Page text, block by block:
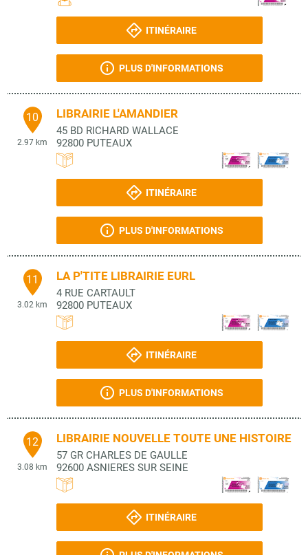
ITINÉRAIRE
PLUS D'INFORMATIONS
10
2.97 km
LIBRAIRIE L'AMANDIER
45 BD RICHARD WALLACE
92800 PUTEAUX
ITINÉRAIRE
PLUS D'INFORMATIONS
11
3.02 km
LA P'TITE LIBRAIRIE EURL
4 RUE CARTAULT
92800 PUTEAUX
ITINÉRAIRE
PLUS D'INFORMATIONS
12
3.08 km
LIBRAIRIE NOUVELLE TOUTE UNE HISTOIRE
57 GR CHARLES DE GAULLE
92600 ASNIERES SUR SEINE
ITINÉRAIRE